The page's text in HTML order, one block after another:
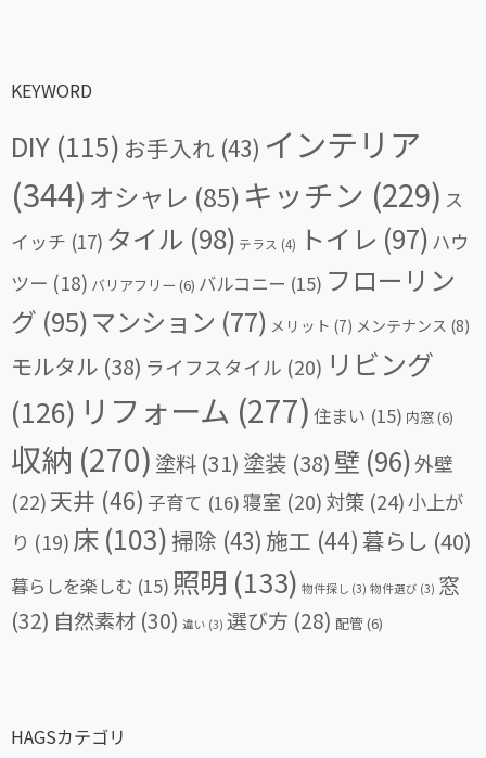
KEYWORD
DIY (115) お手入れ (43) インテリア
(344) オシャレ (85) キッチン (229) ス
イッチ (17) タイル (98) テラス (4) トイレ (97) ハウ
ツー (18) バリアフリー (6) バルコニー (15) フローリン
グ (95)マンション (77) メリット (7) メンテナンス (8)
モルタル (38) ライフスタイル (20) リビング
(126) リフォーム (277) 住まい (15) 内窓(6)
収納 (270) 塗料 (31) 塗装 (38) 壁 (96)外壁
(22)天井 (46) 子育て (16)寝室 (20) 対策 (24)小上が
り (19) 床 (103)掃除 (43) 施工 (44) 暮らし (40)
暮らしを楽しむ (15) 照明 (133) 物件探し (3) 物件選び (3) 窓
(32) 自然素材 (30) 違い (3) 選び方 (28) 配管(6)
HAGSカテゴリ